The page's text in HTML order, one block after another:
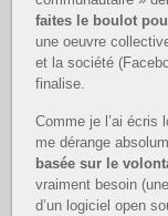
faites le boulot
une oeuvre
et la société
finalise.
Comme je l’ai écris
me dérange
basée sur le
vraiment besoin
d’un logiciel open